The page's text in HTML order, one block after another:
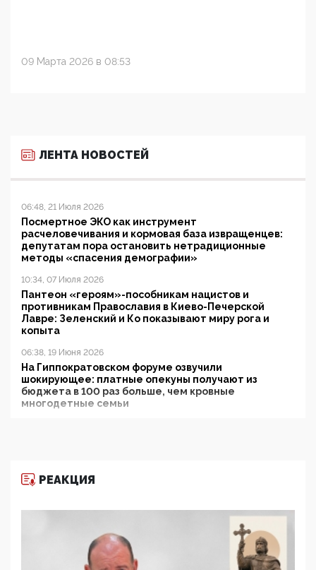
09 Марта 2026 в 08:53
ЛЕНТА НОВОСТЕЙ
06:48, 21 Июля 2026
Посмертное ЭКО как инструмент
расчеловечивания и кормовая база извращенцев:
депутатам пора остановить нетрадиционные
методы «спасения демографии»
10:34, 07 Июля 2026
Пантеон «героям»-пособникам нацистов и
противникам Православия в Киево-Печерской
Лавре: Зеленский и Ко показывают миру рога и
копыта
06:38, 19 Июня 2026
На Гиппократовском форуме озвучили
шокирующее: платные опекуны получают из
бюджета в 100 раз больше, чем кровные
многодетные семьи
11:53, 09 Июня 2026
деятельность ИИТО ЮНЕСКО в России, но
цифроглобалисты продолжают определять
повестку в образовании
09:43, 01 Июня 2026
РЕАКЦИЯ